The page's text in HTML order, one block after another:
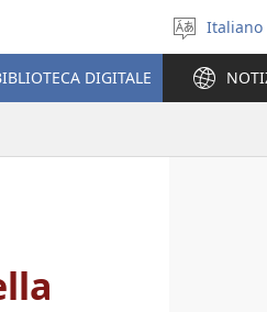
la
lingua
Italiano
DIGITALE